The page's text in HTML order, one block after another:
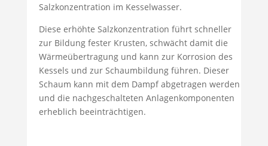
Salzkonzentration im Kesselwasser.
Diese erhöhte Salzkonzentration führt schneller
zur Bildung fester Krusten, schwächt damit die
Wärmeübertragung und kann zur Korrosion des
Kessels und zur Schaumbildung führen. Dieser
Schaum kann mit dem Dampf abgetragen werden
und die nachgeschalteten Anlagenkomponenten
erheblich beeinträchtigen.